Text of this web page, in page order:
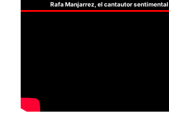
Rafa Manjarrez, el cantautor sentimental